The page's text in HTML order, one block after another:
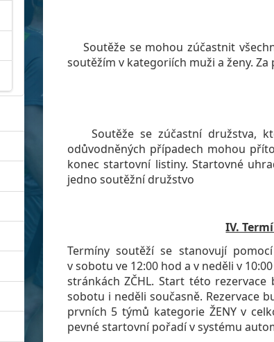
Soutěže se mohou zúčastnit
soutěžím v kategoriích muži a ženy.
Soutěže se zúčastní družstva,
odůvodněných případech mohou
konec startovní listiny. Startovné
jedno soutěžní družstvo
IV.
Termíny soutěží se stanovují
v sobotu ve 12:00 hod a v neděli v
stránkách ZČHL. Start této
sobotu i neděli současně. Rezervace
prvních 5 týmů kategorie ŽENY v
pevné startovní pořadí v systému
expand contents